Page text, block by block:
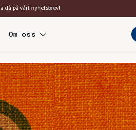
då på vårt nyhetsbrev!
Om oss